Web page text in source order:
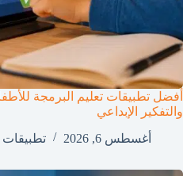
أفضل تطبيقات تعليم البرمجة
والتفكير الإبداعي
أغسطس 6, 2026
تطبيقات